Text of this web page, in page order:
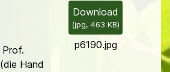
Download
(jpg, 463 KB)
p6190.jpg
Prof.
Hand